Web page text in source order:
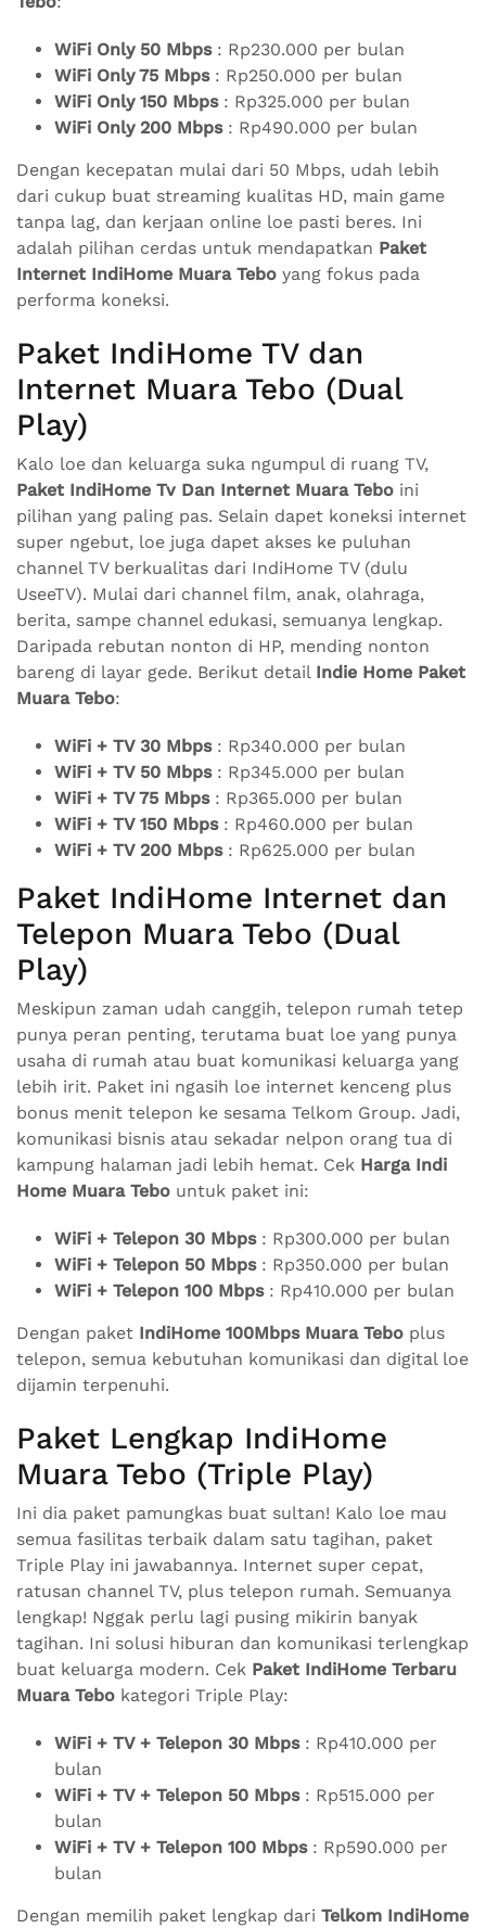
WiFi Only 50 Mbps: Rp230.000 per bulan
WiFi Only 75 Mbps: Rp250.000 per bulan
WiFi Only 150 Mbps: Rp325.000 per bulan
WiFi Only 200 Mbps: Rp490.000 per bulan
Dengan kecepatan mulai dari 50 Mbps, udah lebih
dari cukup buat streaming kualitas HD, main game
tanpa lag, dan kerjaan online loe pasti beres. Ini
adalah pilihan cerdas untuk mendapatkan Paket
Internet IndiHome Muara Tebo yang fokus pada
performa koneksi.
Paket IndiHome TV dan
Internet Muara Tebo (Dual
Play)
Kalo loe dan keluarga suka ngumpul di ruang TV,
Paket IndiHome Tv Dan Internet Muara Tebo ini
pilihan yang paling pas. Selain dapet koneksi internet
super ngebut, loe juga dapet akses ke puluhan
channel TV berkualitas dari IndiHome TV (dulu
UseeTV). Mulai dari channel film, anak, olahraga,
berita, sampe channel edukasi, semuanya lengkap.
Daripada rebutan nonton di HP, mending nonton
bareng di layar gede. Berikut detail Indie Home Paket
Muara Tebo:
WiFi + TV 30 Mbps: Rp340.000 per bulan
WiFi + TV 50 Mbps: Rp345.000 per bulan
WiFi + TV 75 Mbps: Rp365.000 per bulan
WiFi + TV 150 Mbps: Rp460.000 per bulan
WiFi + TV 200 Mbps: Rp625.000 per bulan
Paket IndiHome Internet dan
Telepon Muara Tebo (Dual
Play)
Meskipun zaman udah canggih, telepon rumah tetep
punya peran penting, terutama buat loe yang punya
usaha di rumah atau buat komunikasi keluarga yang
lebih irit. Paket ini ngasih loe internet kenceng plus
bonus menit telepon ke sesama Telkom Group. Jadi,
komunikasi bisnis atau sekadar nelpon orang tua di
kampung halaman jadi lebih hemat. Cek Harga Indi
Home Muara Tebo untuk paket ini:
WiFi + Telepon 30 Mbps: Rp300.000 per bulan
WiFi + Telepon 50 Mbps: Rp350.000 per bulan
WiFi + Telepon 100 Mbps: Rp410.000 per bulan
Dengan paket IndiHome 100Mbps Muara Tebo plus
telepon, semua kebutuhan komunikasi dan digital loe
dijamin terpenuhi.
Paket Lengkap IndiHome
Muara Tebo (Triple Play)
Ini dia paket pamungkas buat sultan! Kalo loe mau
semua fasilitas terbaik dalam satu tagihan, paket
Triple Play ini jawabannya. Internet super cepat,
ratusan channel TV, plus telepon rumah. Semuanya
lengkap! Nggak perlu lagi pusing mikirin banyak
tagihan. Ini solusi hiburan dan komunikasi terlengkap
buat keluarga modern. Cek Paket IndiHome Terbaru
Muara Tebo kategori Triple Play:
WiFi + TV + Telepon 30 Mbps: Rp410.000 per
bulan
WiFi + TV + Telepon 50 Mbps: Rp515.000 per
bulan
WiFi + TV + Telepon 100 Mbps: Rp590.000 per
bulan
Dengan memilih paket lengkap dari Telkom IndiHome